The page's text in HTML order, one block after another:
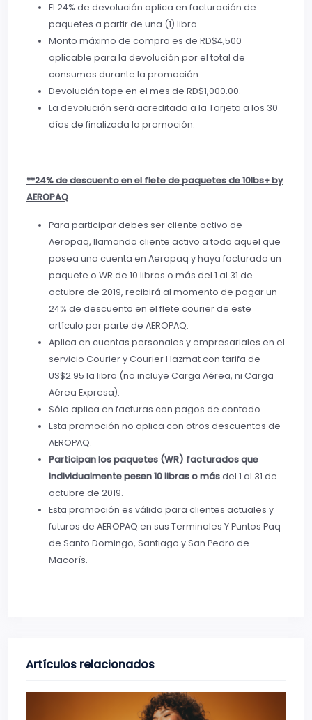
El 24% de devolución aplica en facturación de
paquetes a partir de una (1) libra.
Monto máximo de compra es de RD$4,500
aplicable para la devolución por el total de
consumos durante la promoción.
Devolución tope en el mes de RD$1,000.00.
La devolución será acreditada a la Tarjeta a los 30
días de finalizada la promoción.
**24% de descuento en el flete de paquetes de 10lbs+ by
AEROPAQ
Para participar debes ser cliente activo de
Aeropaq, llamando cliente activo a todo aquel que
posea una cuenta en Aeropaq y haya facturado un
paquete o WR de 10 libras o más del 1 al 31 de
octubre de 2019, recibirá al momento de pagar un
24% de descuento en el flete courier de este
artículo por parte de AEROPAQ.
Aplica en cuentas personales y empresariales en el
servicio Courier y Courier Hazmat con tarifa de
US$2.95 la libra (no incluye Carga Aérea, ni Carga
Aérea Expresa).
Sólo aplica en facturas con pagos de contado.
Esta promoción no aplica con otros descuentos de
AEROPAQ.
Participan los paquetes (WR) facturados que
individualmente pesen 10 libras o másdel 1 al 31 de
octubre de 2019.
Esta promoción es válida para clientes actuales y
futuros de AEROPAQ en sus Terminales Y Puntos Paq
de Santo Domingo, Santiago y San Pedro de
Macorís.
Artículos relacionados